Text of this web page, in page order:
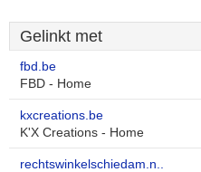
Gelinkt met
fbd.be
FBD - Home
kxcreations.be
K'X Creations - Home
rechtswinkelschiedam.n..